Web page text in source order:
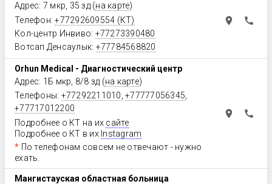
Адрес: 7 мкр, 35 зд (на карте)
Телефон:+77292609554 (КТ)
Кол-центр Инвиво: +77273390480
Вотсап Денсаулык: +77784568820
place call
Orhun Medical - Диагностический центр
Адрес: 1Б мкр, 8/8 зд (на карте)
Телефоны: +77292211010 ,+77777056345
+77717012200
Подробнее о КТ на их сайте
Подробнее о КТ в их Instagram
* По телефонам совсем не отвечают - нужно
ехать.
place call
Мангистауская областная больница